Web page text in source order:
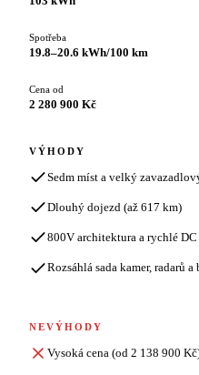
Spotřeba
19.8–20.6 kWh/100 km
Cena od
2 280 900 Kč
VÝHODY
Sedm míst a velký
Dlouhý dojezd (až 617 km)
800V architektura a rychlé
Rozsáhlá sada kamer, radarů
NEVÝHODY
Vysoká cena (od 2 138 900